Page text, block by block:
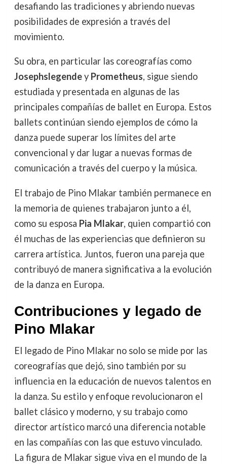
desafiando las tradiciones y abriendo nuevas
posibilidades de expresión a través del
movimiento.
Su obra, en particular las coreografías como
Josephslegendey Prometheus, sigue siendo
estudiada y presentada en algunas de las
principales compañías de ballet en Europa. Estos
ballets continúan siendo ejemplos de cómo la
danza puede superar los límites del arte
convencional y dar lugar a nuevas formas de
comunicación a través del cuerpo y la música.
El trabajo de Pino Mlakar también permanece en
la memoria de quienes trabajaron junto a él,
como su esposa Pia Mlakar, quien compartió con
él muchas de las experiencias que definieron su
carrera artística. Juntos, fueron una pareja que
contribuyó de manera significativa a la evolución
de la danza en Europa.
Contribuciones y legado de
Pino Mlakar
El legado de Pino Mlakar no solo se mide por las
coreografías que dejó, sino también por su
influencia en la educación de nuevos talentos en
la danza. Su estilo y enfoque revolucionaron el
ballet clásico y moderno, y su trabajo como
director artístico marcó una diferencia notable
en las compañías con las que estuvo vinculado.
La figura de Mlakar sigue viva en el mundo de la